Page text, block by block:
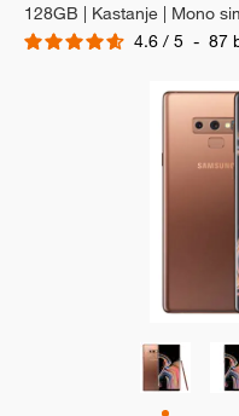
128GB | Kastanje | Mono
4.6 / 5 - 87